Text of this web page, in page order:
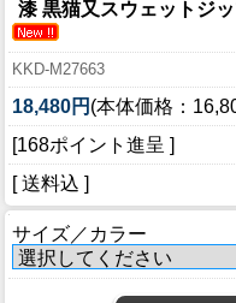
漆 黒猫又スウェットジ
KKD-M27663
18,480円 (本体価格：
[168ポイント進呈 ]
[ 送料込 ]
サイズ／カラー